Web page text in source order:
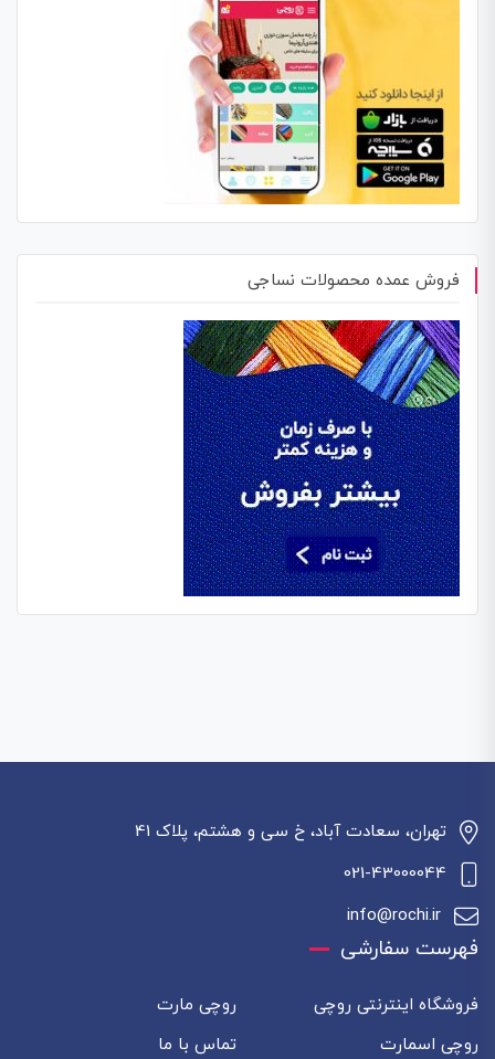
فروش عمده محصولات نساجی
تهران، سعادت آباد، خ سی و هشتم، پلاک 41
021-43000044
info@rochi.ir
فهرست سفارشی
فروشگاه اینترنتی روچی
روچی مارت
روچی اسمارت
تماس با ما